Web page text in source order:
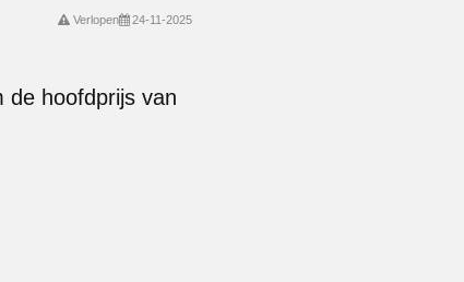
Verlopen 24-11-2025
de hoofdprijs van